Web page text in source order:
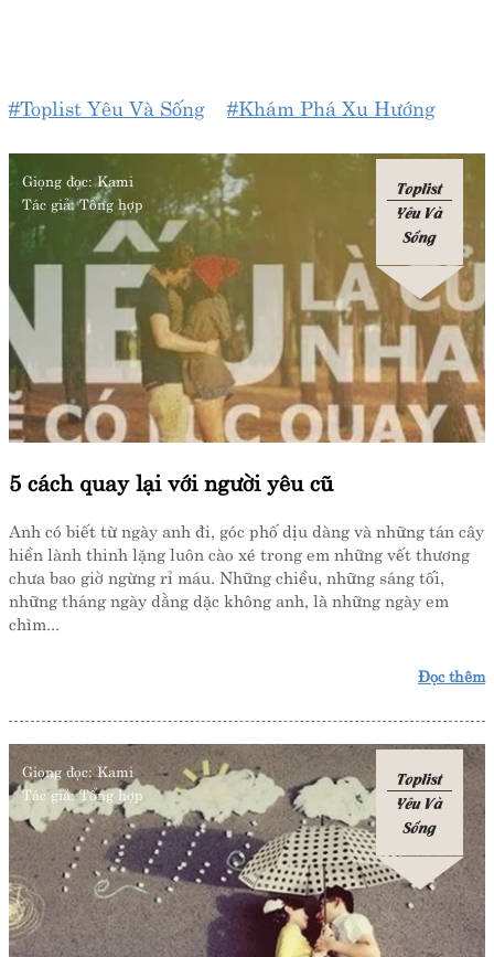
#Toplist Yêu Và Sống #Khám Phá Xu Hướng
Giọng đọc: Kami
Tác giả: Tổng hợp
Toplist
Yêu Và
Sống
5 cách quay lại với người yêu cũ
Anh có biết từ ngày anh đi, góc phố dịu dàng và những tán cây
hiền lành thinh lặng luôn cào xé trong em những vết thương
chưa bao giờ ngừng rỉ máu. Những chiều, những sáng tối,
những tháng ngày dằng dặc không anh, là những ngày em
chìm...
Đọc thêm
Giọng đọc: Kami
Tác giả: Tổng hợp
Toplist
Yêu Và
Sống